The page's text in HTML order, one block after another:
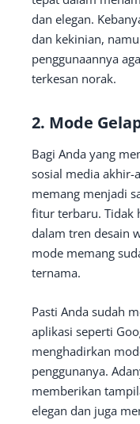
dan elegan.
dan kekinian,
penggunaannya
terkesan norak.
2. Mode
Bagi Anda yang
sosial media akhir-
memang menjadi
fitur terbaru. Tidak
dalam tren desain
mode memang
ternama.
Pasti Anda sudah
aplikasi seperti
menghadirkan
penggunanya.
memberikan
elegan dan juga